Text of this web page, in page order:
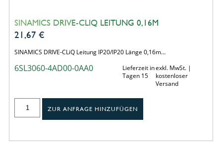
SINAMICS DRIVE-CLIQ LEITUNG 0,16M
21,67 €
SINAMICS DRIVE-CLiQ Leitung IP20/IP20 Länge 0,16m…
6SL3060-4AD00-0AA0
Lieferzeit in
Tagen 15
exkl. MwSt. |
kostenloser
Versand
ZUR ANFRAGE HINZUFÜGEN